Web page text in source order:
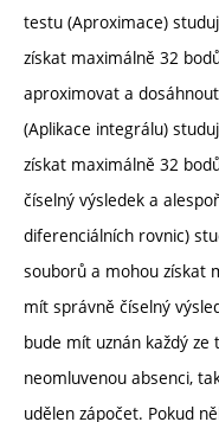
testu (Aproximace)
získat maximálně 32
aproximovat a
(Aplikace integrálu)
získat maximálně 32
číselný výsledek a
diferenciálních rovnic)
souborů a mohou získat
mít správně číselný
bude mít uznán každý
neomluvenou absenci,
udělen zápočet. Pokud